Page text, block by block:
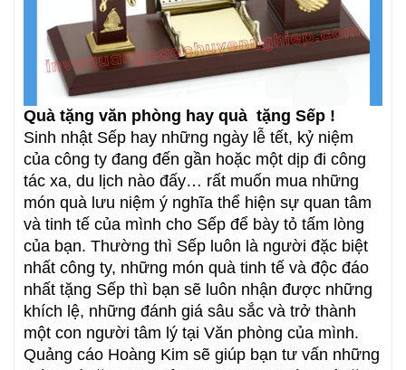
Quà tặng văn phòng hay quà tặng Sếp !
Sinh nhật Sếp hay những ngày lễ tết, kỷ niệm
của công ty đang đến gần hoặc một dịp đi công
tác xa, du lịch nào đấy… rất muốn mua những
món quà lưu niệm ý nghĩa thể hiện sự quan tâm
và tinh tế của mình cho Sếp để bày tỏ tấm lòng
của bạn. Thường thì Sếp luôn là người đặc biệt
nhất công ty, những món quà tinh tế và độc đáo
nhất tặng Sếp thì bạn sẽ luôn nhận được những
khích lệ, những đánh giá sâu sắc và trở thành
một con người tâm lý tại Văn phòng của mình.
Quảng cáo Hoàng Kim sẽ giúp bạn tư vấn những